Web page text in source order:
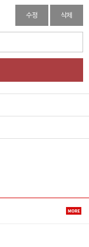
수정 삭제